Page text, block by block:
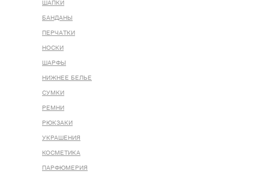
ШАПКИ
БАНДАНЫ
ПЕРЧАТКИ
НОСКИ
ШАРФЫ
НИЖНЕЕ БЕЛЬЕ
СУМКИ
РЕМНИ
РЮКЗАКИ
УКРАШЕНИЯ
КОСМЕТИКА
ПАРФЮМЕРИЯ